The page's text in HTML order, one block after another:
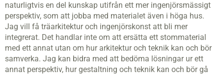
naturligtvis en del kunskap utifrån ett mer ingenjörsmässigt
perspektiv, som att jobba med materialet även i höga hus.
Jag vill få träarkitektur och ingenjörskonst att bli mer
integrerat. Det handlar inte om att ersätta ett stommaterial
med ett annat utan om hur arkitektur och teknik kan och bör
samverka. Jag kan bidra med att bedöma lösningar ur ett
annat perspektiv, hur gestaltning och teknik kan och bör gå